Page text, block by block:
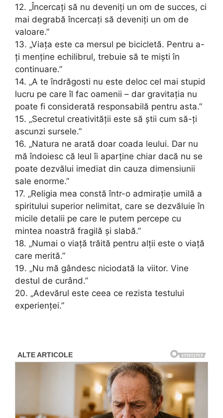
12. „Încercați să nu deveniți un om de succes, ci
mai degrabă încercați să deveniți un om de
valoare.”
13. „Viața este ca mersul pe bicicletă. Pentru a-
ți menține echilibrul, trebuie să te miști în
continuare.”
14. „A te îndrăgosti nu este deloc cel mai stupid
lucru pe care îl fac oamenii – dar gravitația nu
poate fi considerată responsabilă pentru asta.”
15. „Secretul creativității este să știi cum să-ți
ascunzi sursele.”
16. „Natura ne arată doar coada leului. Dar nu
mă îndoiesc că leul îi aparține chiar dacă nu se
poate dezvălui imediat din cauza dimensiunii
sale enorme.”
17. „Religia mea constă într-o admirație umilă a
spiritului superior nelimitat, care se dezvăluie în
micile detalii pe care le putem percepe cu
mintea noastră fragilă și slabă.”
18. „Numai o viață trăită pentru alții este o viață
care merită.”
19. „Nu mă gândesc niciodată la viitor. Vine
destul de curând.”
20. „Adevărul este ceea ce rezista testului
experienței.”